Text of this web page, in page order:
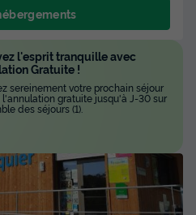
l'esprit tranquille avec
Gratuite !
sereinement votre prochain séjour
l'annulation gratuite jusqu'à J-30 sur
des séjours (1).